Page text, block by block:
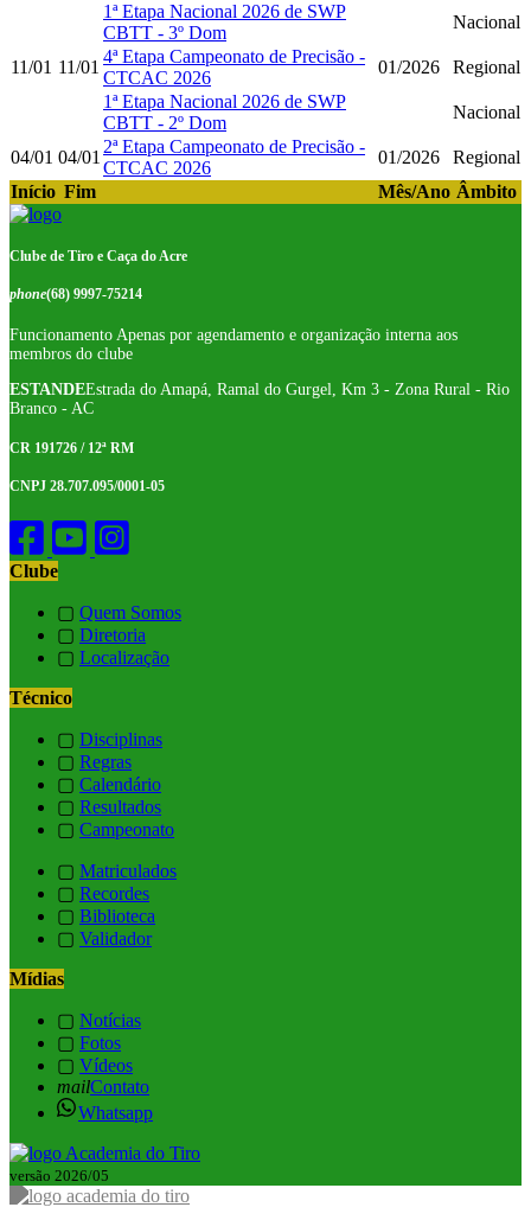
1ª Etapa Nacional 2026 de SWP
CBTT - 3º Dom
Nacional
11/01 11/01
4ª Etapa Campeonato de Precisão -
CTCAC 2026
01/2026
Regional
1ª Etapa Nacional 2026 de SWP
CBTT - 2º Dom
Nacional
04/01 04/01
2ª Etapa Campeonato de Precisão -
CTCAC 2026
01/2026
Regional
Início Fim Mês/Ano Âmbito
Clube de Tiro e Caça do Acre
phone(68) 9997-75214
Funcionamento Apenas por agendamento e organização interna aos
membros do clube
ESTANDEEstrada do Amapá, Ramal do Gurgel, Km 3 - Zona Rural - Rio
Branco - AC
CR 191726 / 12ª RM
CNPJ 28.707.095/0001-05
Clube
▢ Quem Somos
▢ Diretoria
▢ Localização
Técnico
▢ Disciplinas
▢ Regras
▢ Calendário
▢ Resultados
▢ Campeonato
▢ Matriculados
▢ Recordes
▢ Biblioteca
▢ Validador
Mídias
▢ Notícias
▢ Fotos
▢ Vídeos
mailContato
Whatsapp
versão 2026/05